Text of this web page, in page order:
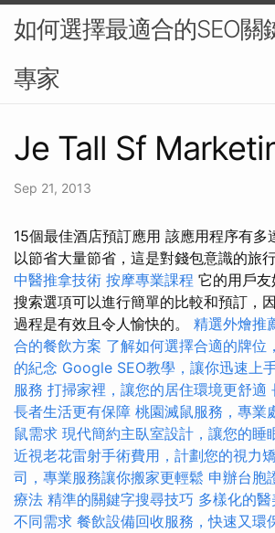
如何選擇最適合的SEO關
專家
Je Tall Sf
Sep 21, 2013
15個最佳酒店預訂應用 該應用程序有多
以節省大量節省，這是對錢包意識的旅
中醫推拿技術 按摩專業課程 它的用戶
搜索選項可以進行簡單的比較和預訂，
過程是有效且令人愉快的。 精選外燴推
合的餐飲方案 了解如何選擇合適的牌位
的紀念 Google SEO教學，讓你迅速上
服務 打掃家裡，讓您的居住環境更舒適
長者生活更有保障 桃園滅鼠服務，專業
鼠需求 現代簡約主臥室設計，讓您的睡
近視老花雷射手術費用，計劃您的視力
司，專業服務讓你搬家更輕鬆 申辦台胞
療法 精準的關鍵字搜尋技巧 多樣化的
不同需求 餐飲設備回收服務，快速又環